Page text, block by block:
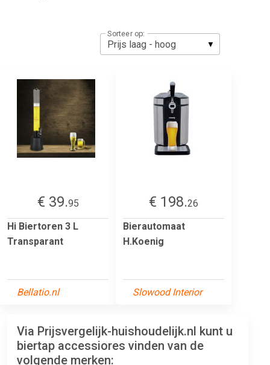
Sorteer op:
€ 39.95
Hi Biertoren 3 L
Transparant
Bellatio.nl
€ 198.26
Bierautomaat
H.Koenig
Slowood Interior
Via Prijsvergelijk-huishoudelijk.nl kunt u
biertap accessiores vinden van de
volgende merken: